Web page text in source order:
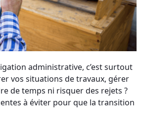
administrative, c’est surtout
vos situations de travaux, gérer
de temps ni risquer des rejets ?
à éviter pour que la transition